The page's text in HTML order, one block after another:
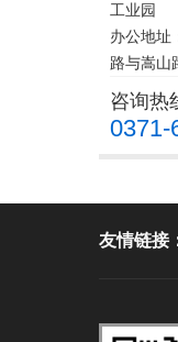
工业园
办公地址
路与嵩山
咨询热
0371-
友情链接